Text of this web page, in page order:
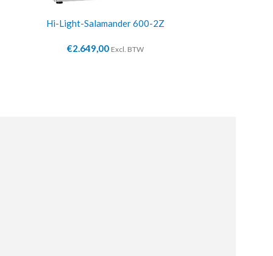
Hi-Light-Salamander 600-2Z
€2.649,00 Excl. BTW